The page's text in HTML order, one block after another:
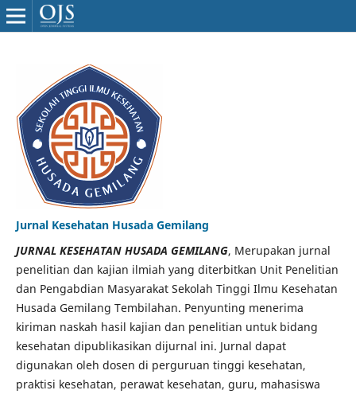
Jurnal Kesehatan Husada Gemilang
JURNAL KESEHATAN HUSADA GEMILANG, Merupakan jurnal
penelitian dan kajian ilmiah yang diterbitkan Unit Penelitian
dan Pengabdian Masyarakat Sekolah Tinggi Ilmu Kesehatan
Husada Gemilang Tembilahan. Penyunting menerima
kiriman naskah hasil kajian dan penelitian untuk bidang
kesehatan dipublikasikan dijurnal ini. Jurnal dapat
digunakan oleh dosen di perguruan tinggi kesehatan,
praktisi kesehatan, perawat kesehatan, guru, mahasiswa